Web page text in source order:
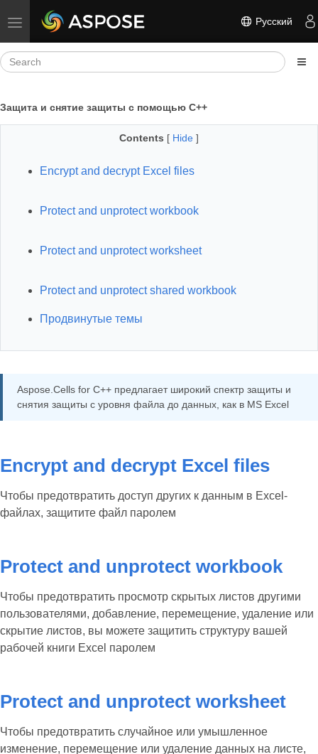
Toggle navigation Русский
Защита и снятие защиты с помощью C++
Contents [ Hide ]
Encrypt and decrypt Excel files
Protect and unprotect workbook
Protect and unprotect worksheet
Protect and unprotect shared workbook
Продвинутые темы
Aspose.Cells for C++ предлагает широкий спектр защиты и
снятия защиты с уровня файла до данных, как в MS Excel
Encrypt and decrypt Excel files
Чтобы предотвратить доступ других к данным в Excel-
файлах, защитите файл паролем
Protect and unprotect workbook
Чтобы предотвратить просмотр скрытых листов другими
пользователями, добавление, перемещение, удаление или
скрытие листов, вы можете защитить структуру вашей
рабочей книги Excel паролем
Protect and unprotect worksheet
Чтобы предотвратить случайное или умышленное
изменение, перемещение или удаление данных на листе,